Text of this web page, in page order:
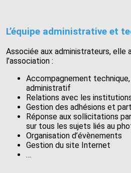
L’équipe administrative et
Associée aux administrateurs, elle
l’association :
Accompagnement
administratif
Relations avec les
Gestion des adhésions et
Réponse aux sollicitations
sur tous les sujets liés au
Organisation d’évènements
Gestion du site Internet
…